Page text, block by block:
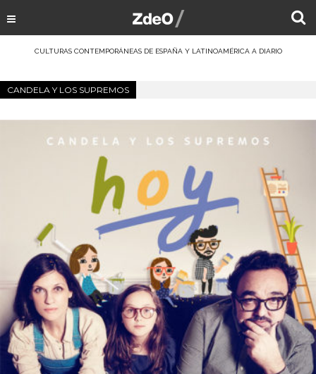
CULTURAS CONTEMPORÁNEAS DE ESPAÑA Y LATINOAMÉRICA A DIARIO
CANDELA Y LOS SUPREMOS